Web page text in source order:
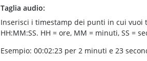
Taglia audio:
Inserisci i timestamp dei punti in cui vuoi
HH:MM:SS. HH = ore, MM = minuti, SS =
Esempio: 00:02:23 per 2 minuti e 23